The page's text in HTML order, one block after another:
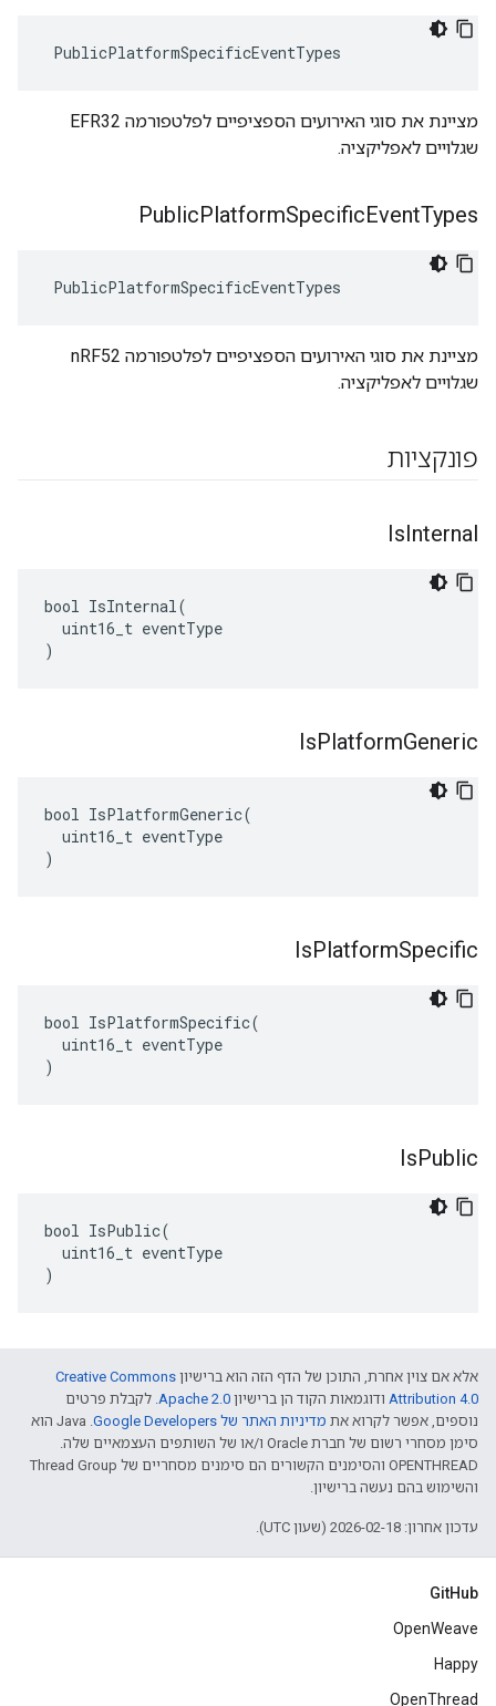
PublicPlatformSpecificEventTypes
מציינת את סוגי האירועים הספציפיים לפלטפורמה EFR32
שגלויים לאפליקציה.
PublicPlatformSpecificEventTypes
PublicPlatformSpecificEventTypes
מציינת את סוגי האירועים הספציפיים לפלטפורמה nRF52
שגלויים לאפליקציה.
פונקציות
IsInternal
bool IsInternal(
  uint16_t eventType
)
IsPlatformGeneric
bool IsPlatformGeneric(
  uint16_t eventType
)
IsPlatformSpecific
bool IsPlatformSpecific(
  uint16_t eventType
)
IsPublic
bool IsPublic(
  uint16_t eventType
)
אלא אם צוין אחרת, התוכן של הדף הזה הוא ברישיון Creative Commons
Attribution 4.0‏ ודוגמאות הקוד הן ברישיון Apache 2.0‏. לקבלת פרטים
נוספים, אפשר לקרוא את מדיניות האתר של Google Developers‏
.‏ Java הוא
סימן מסחרי רשום של חברת Oracle ו/או של השותפים העצמאיים שלה.
‫OPENTHREAD והסימנים הקשורים הם סימנים מסחריים של Thread Group
והשימוש בהם נעשה ברישיון.
עדכון אחרון: 2026-02-18 (שעון UTC).
GitHub
OpenWeave
Happy
OpenThread